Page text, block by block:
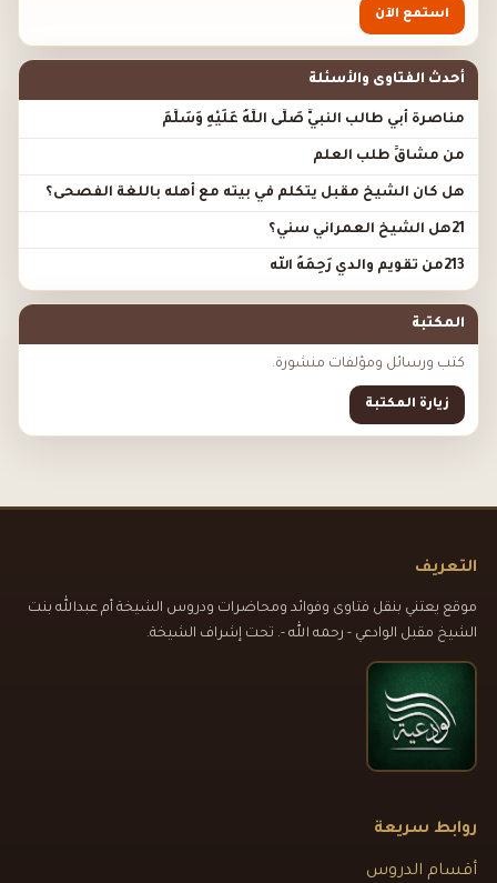
استمع الآن
أحدث الفتاوى والأسئلة
مناصرة أبي طالب النبيَّ صَلَّى اللَّهُ عَلَيْهِ وَسَلَّمَ
من مشاقِّ طلب العلم
هل كان الشيخ مقبل يتكلم في بيته مع أهله باللغة الفصحى؟
21هل الشيخ العمراني سني؟
213من تقويم والدي رَحِمَهُ الله
المكتبة
كتب ورسائل ومؤلفات منشورة.
زيارة المكتبة
التعريف
موقع يعتني بنقل فتاوى وفوائد ومحاضرات ودروس الشيخة أم عبدالله بنت
الشيخ مقبل الوادعي - رحمه الله -. تحت إشراف الشيخة.
روابط سريعة
أقسام الدروس